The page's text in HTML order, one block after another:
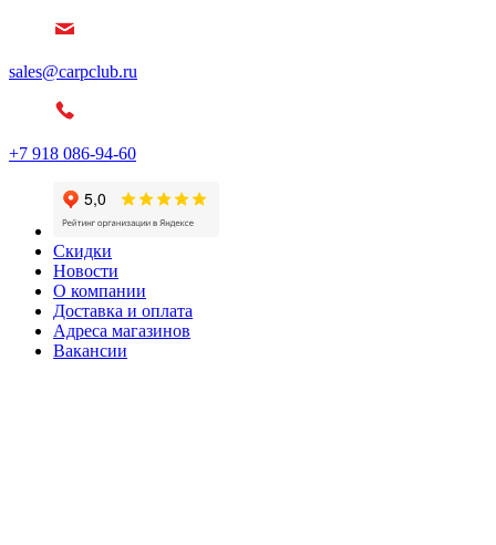
sales@carpclub.ru
+7 918 086-94-60
Скидки
Новости
О компании
Доставка и оплата
Адреса магазинов
Вакансии